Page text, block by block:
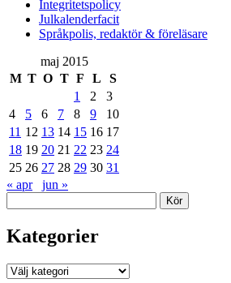
Integritetspolicy
Julkalenderfacit
Språkpolis, redaktör & föreläsare
Sidopanel
maj 2015
M T O T F L
S
1
2
3
4
5 6 7 8 9
10
11 12 13 14 15 16 17
18 19 20 21 22 23 24
25 26 27 28 29 30 31
« apr
jun »
Kategorier
Kategorier